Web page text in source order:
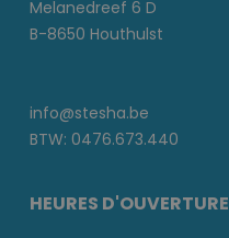
Melanedreef 6 D
B-8650 Houthulst
info@stesha.be
BTW: 0476.673.440
HEURES D'OUVERTURE